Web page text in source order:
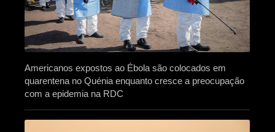
Americanos expostos ao Ébola são colocados em
quarentena no Quénia enquanto cresce a preocupação
com a epidemia na RDC